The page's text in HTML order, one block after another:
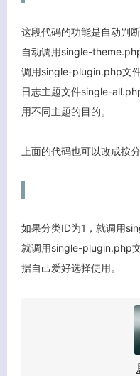
这段代码的功能是自动判
自动调用single-
调用single-plugin.php文
日志主题文件single-
用不同主题的目的。
上面的代码也可以改成按
如果分类ID为1，就调用
就调用single-plugin.php
据自己爱好选择使用。